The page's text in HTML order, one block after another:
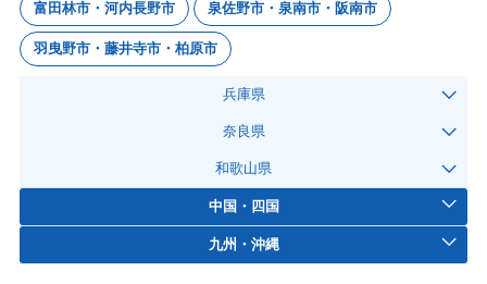
富田林市・河内長野市 泉佐野市・泉南市・阪南市
羽曳野市・藤井寺市・柏原市
兵庫県
奈良県
和歌山県
中国・四国
九州・沖縄